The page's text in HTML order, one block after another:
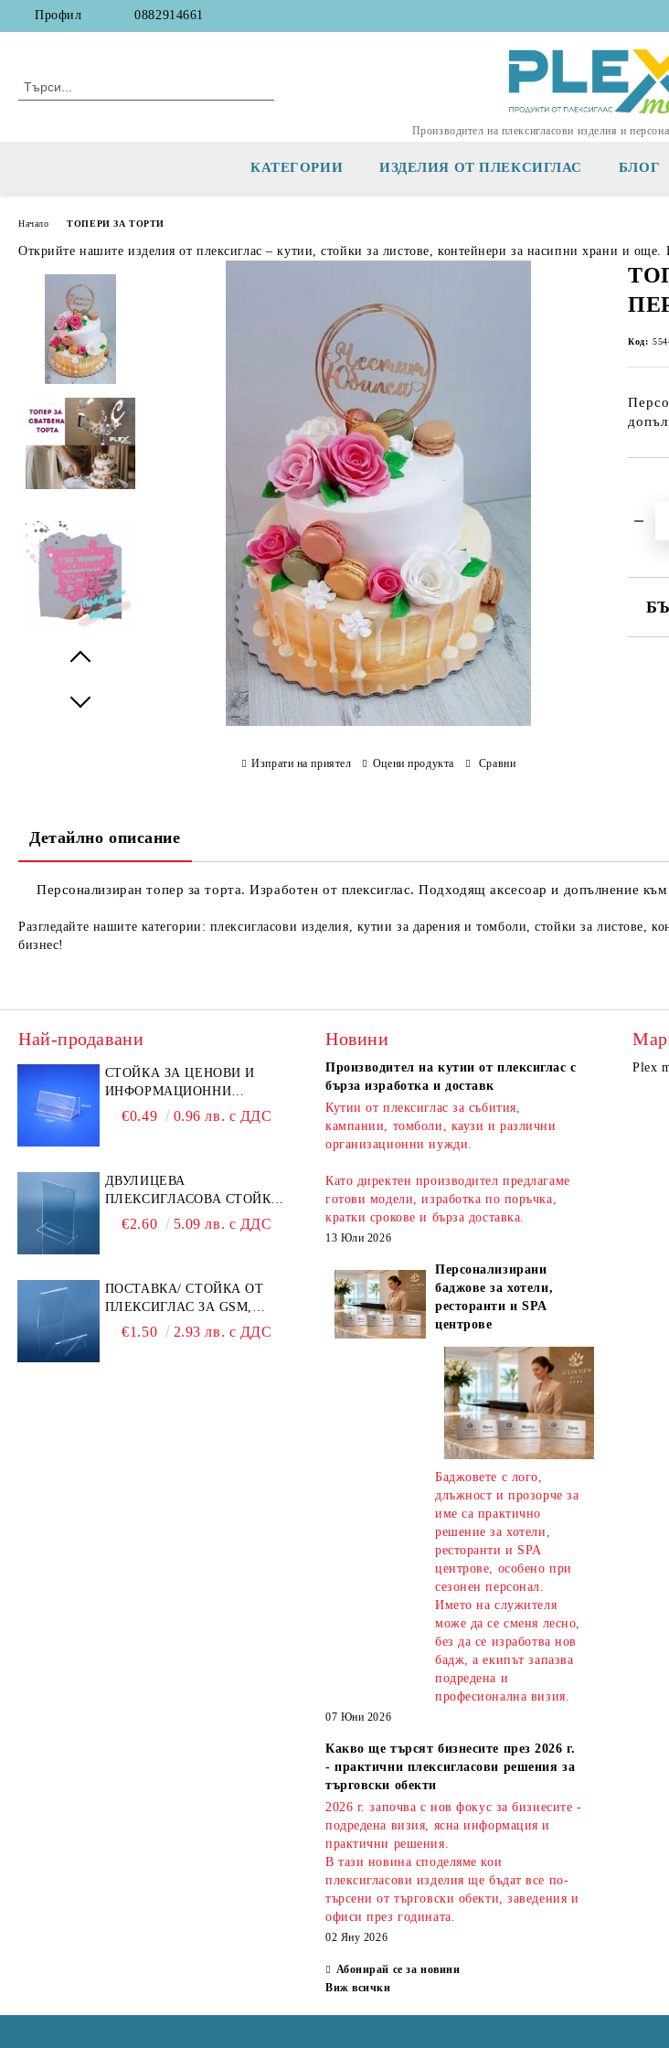
Профил 0882914661
Производител на плексигласови изделия и
КАТЕГОРИИ ИЗДЕЛИЯ ОТ ПЛЕКСИГЛАС БЛОГ
Начало ТОПЕРИ ЗА ТОРТИ
Открийте нашите изделия от плексиглас – кутии, стойки за листове, контейнери за насипни храни и
Код:
Изпрати на приятел Оцени продукта Сравни
Детайлно описание
Персонализиран топер за торта. Изработен от плексиглас. Подходящ аксесоар и допълнение
Разгледайте нашите категории: плексигласови изделия, кутии за дарения и томболи, стойки за
бизнес!
Най-продавани
СТОЙКА ЗА ЦЕНОВИ И
ИНФОРМАЦИОННИ
ЕТИКЕТИ 70 × 40 ММ –
€0.49 0.96 лв. с ДДС
ДВУЛИЦЕВА
ПЛЕКСИГЛАСОВА СТОЙКА
A6 – ИДЕАЛНА ЗА QR
КОДОВЕ И РЕКЛАМИ
€2.60 5.09 лв. с ДДС
ПОСТАВКА/ СТОЙКА ОТ
ПЛЕКСИГЛАС ЗА GSM,
ТЕЛЕФОН, СМАРТФОН И
€1.50 2.93 лв. с ДДС
Новини
Производител на кутии от плексиглас с
бърза изработка и доставк
Кутии от плексиглас за събития,
кампании, томболи, каузи и различни
организационни нужди.
Като директен производител предлагаме
готови модели, изработка по поръчка,
кратки срокове и бърза доставка.
13 Юли 2026
Персонализирани
баджове за хотели,
ресторанти и SPA
центрове
Баджовете с лого,
длъжност и прозорче за
име са практично
решение за хотели,
ресторанти и SPA
центрове, особено при
сезонен персонал.
Името на служителя
може да се сменя лесно,
без да се изработва нов
бадж, а екипът запазва
подредена и
професионална визия.
07 Юни 2026
Какво ще търсят бизнесите през 2026 г.
- практични плексигласови решения за
търговски обекти
2026 г. започва с нов фокус за бизнесите -
подредена визия, ясна информация и
практични решения.
В тази новина споделяме кои
плексигласови изделия ще бъдат все по-
търсени от търговски обекти, заведения и
офиси през годината.
02 Яну 2026
Абонирай се за новини
Виж всички
Plex